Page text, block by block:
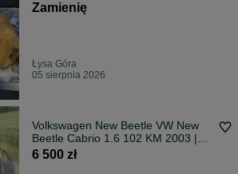
Zamienię
Łysa Góra
05 sierpnia 2026
Volkswagen New Beetle VW New
Beetle Cabrio 1.6 102 KM 2003 |
Dach 100% sprawny | Remus
6 500 zł